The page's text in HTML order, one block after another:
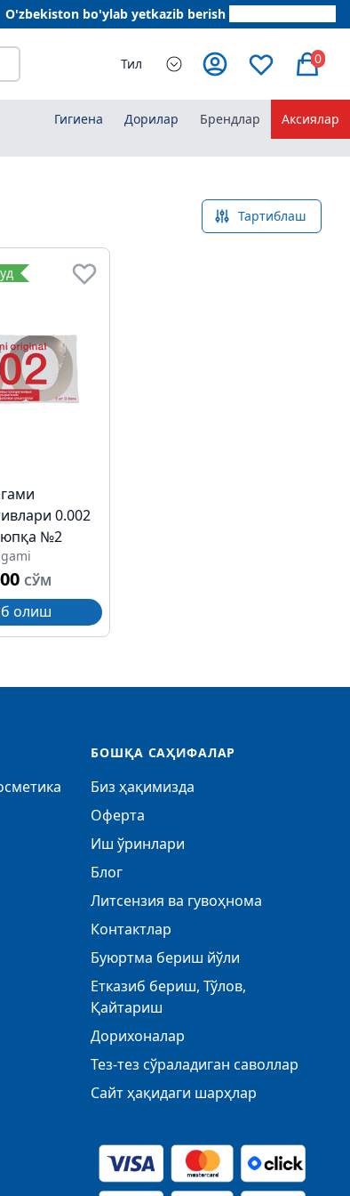
O'zbekiston bo'ylab yetkazib berish
Тил 0
Гигиена Дорилар Брендлар Аксиялар
Тартиблаш
0.002
юпқа №2
СЎМ
олиш
БОШҚА САҲИФАЛАР
Биз ҳақимизда
Оферта
Иш ўринлари
Блог
Литсензия ва гувоҳнома
Контактлар
Буюртма бериш йўли
Етказиб бериш, Тўлов,
Қайтариш
Дорихоналар
Тез-тез сўраладиган саволлар
Сайт ҳақидаги шарҳлар